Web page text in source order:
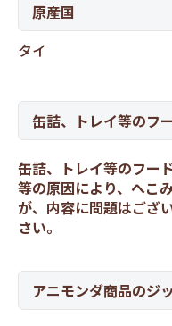
原産国
タイ
缶詰、トレイ等のフ
缶詰、トレイ等のフー
等の原因により、へこ
が、内容に問題はござ
さい。
アニモンダ商品のジ